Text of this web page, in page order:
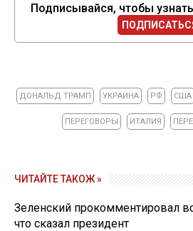
Подписывайся, чтобы
ДОНАЛЬД ТРАМП УКРАИНА РФ США
ПЕРЕГОВОРЫ ИТАЛИЯ
ЧИТАЙТЕ ТАКОЖ »
Зеленский прокомментировал
что сказал президент